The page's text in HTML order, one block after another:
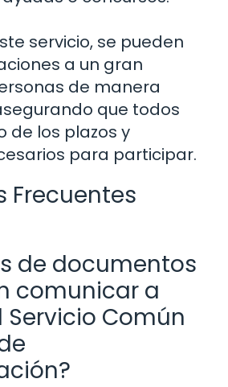
servicio, se pueden
a un gran
de manera
que todos
de los plazos y
para participar.
Frecuentes
de documentos
comunicar a
Común